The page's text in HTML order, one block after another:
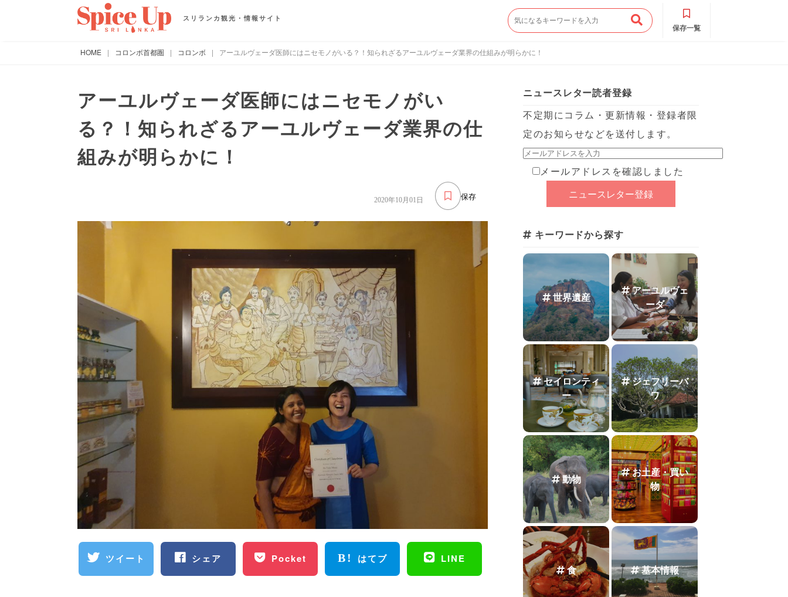
スリランカ観光・情報サイト
保存一覧
HOME | コロンボ首都圏 | コロンボ | アーユルヴェーダ医師にはニセモノがいる？！知られざるアーユルヴェーダ業界の仕組みが明らかに！
アーユルヴェーダ医師にはニセモノがい
る？！知られざるアーユルヴェーダ業界の仕
組みが明らかに！
保存
2020年10月01日
ツイート シェア Pocket はてブ LINE
ニュースレター読者登録
不定期にコラム・更新情報・登録者限
定のお知らせなどを送付します。
メールアドレスを確認しました
キーワードから探す
世界遺産
アーユルヴェ
ーダ
セイロンティ
ー
ジェフリーバ
ワ
動物
お土産・買い
物
食 基本情報